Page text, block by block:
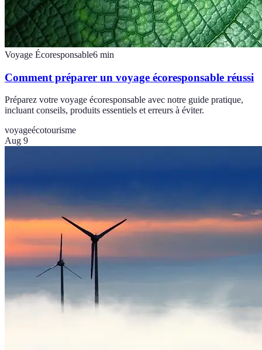
Voyage Écoresponsable6 min
Comment préparer un voyage écoresponsable réussi
Préparez votre voyage écoresponsable avec notre guide pratique,
incluant conseils, produits essentiels et erreurs à éviter.
voyageécotourisme
Aug 9